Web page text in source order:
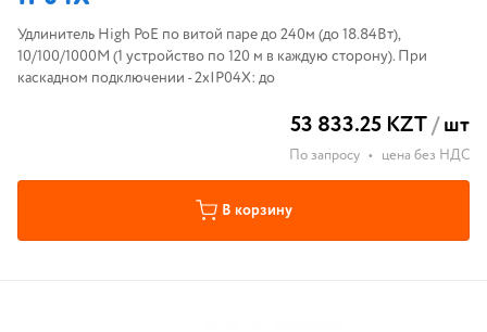
Удлинитель High PoE по витой паре до 240м (до 18.84Вт),
10/100/1000M (1 устройство по 120 м в каждую сторону). При
каскадном подключении - 2хIP04X: до
53 833.25 KZT/шт
По запросу • цена без НДС
В корзину